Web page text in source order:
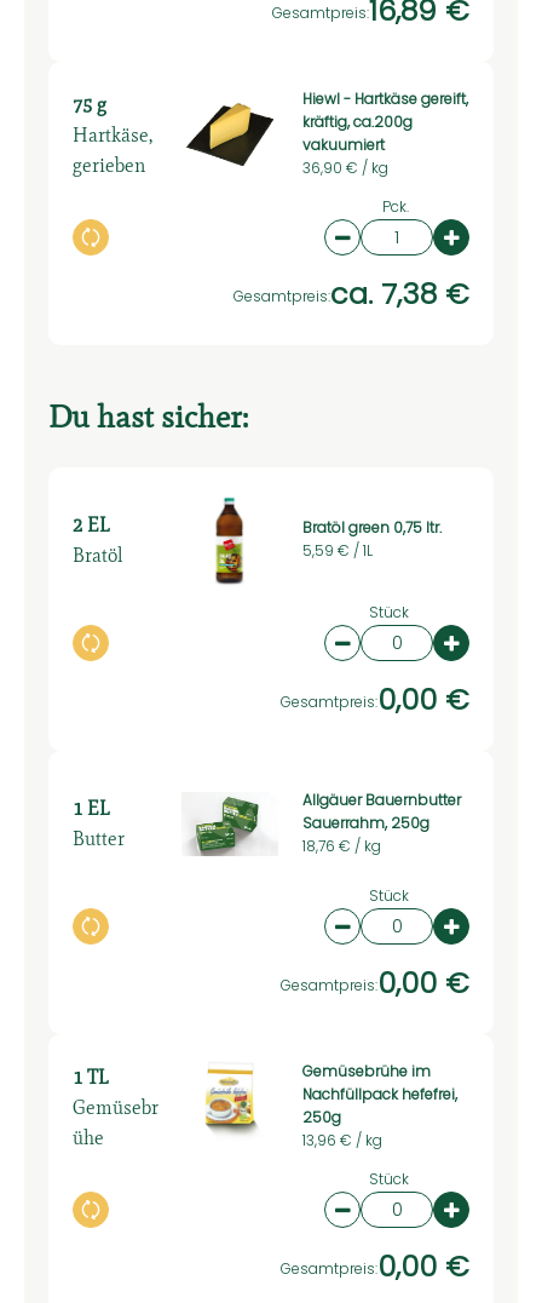
Gesamtpreis:16,89 €
75 g
Hartkäse,
gerieben
Auswahl ändern
Hiewl - Hartkäse gereift,
kräftig, ca.200g
vakuumiert
36,90 € / kg
Pck.
Artikelanzahl
Gesamtpreis:ca. 7,38 €
Du hast sicher:
2 EL
Bratöl
Auswahl ändern
Bratöl green 0,75 ltr.
5,59 € /
Stück
Artikelanzahl
Gesamtpreis:0,00 €
1 EL
Butter
Auswahl ändern
Allgäuer Bauernbutter
Sauerrahm, 250g
18,76 € / kg
Stück
Artikelanzahl
Gesamtpreis:0,00 €
1 TL
Gemüsebr
ühe
Auswahl ändern
Gemüsebrühe im
Nachfüllpack hefefrei,
250g
13,96 € / kg
Stück
Artikelanzahl
Gesamtpreis:0,00 €